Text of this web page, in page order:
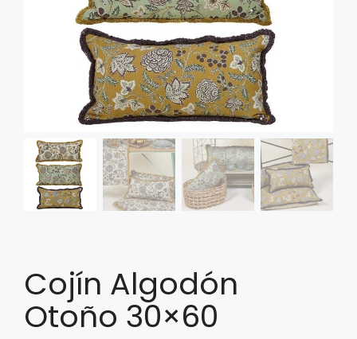
Cojín Algodón
Otoño 30×60